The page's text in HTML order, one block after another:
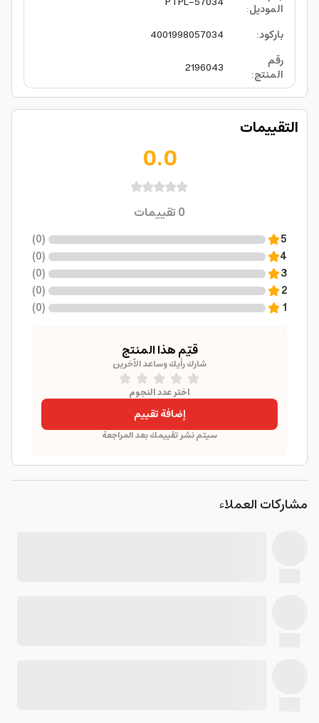
الموديل:
باركود:
4001998057034
رقم
المنتج:
2196043
التقييمات
0.0
0تقييمات
5
(
0
)
4
(
0
)
3
(
0
)
2
(
0
)
1
(
0
)
قيّم هذا المنتج
شارك رأيك وساعد الآخرين
اختر عدد النجوم
إضافة تقييم
سيتم نشر تقييمك بعد المراجعة
مشاركات العملاء